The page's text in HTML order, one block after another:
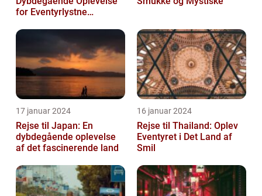
for Eventyrlystne
17 januar 2024
Rejse til Japan: En
dybdegående oplevelse
af det fascinerende land
16 januar 2024
Rejse til Thailand: Oplev
Eventyret i Det Land af
Smil